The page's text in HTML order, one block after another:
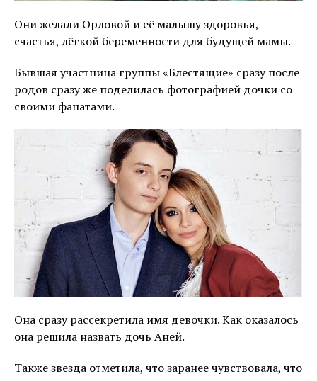
Они желали Орловой и её малышу здоровья,
счастья, лёгкой беременности для будущей мамы.
Бывшая участница группы «Блестящие» сразу после
родов сразу же поделилась фотографией дочки со
своими фанатами.
Она сразу рассекретила имя девочки. Как оказалось
она решила назвать дочь Аней.
Также звезда отметила, что заранее чувствовала, что